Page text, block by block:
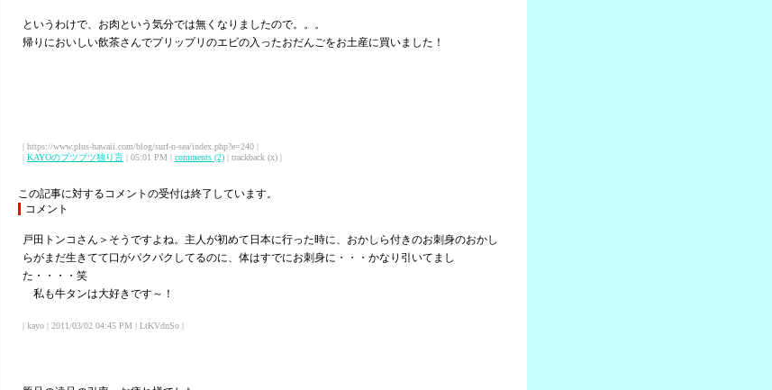
というわけで、お肉という気分では無くなりましたので。。。
帰りにおいしい飲茶さんでプリップリのエビの入ったおだんごをお土産に買いました！
| https://www.plus-hawaii.com/blog/surf-n-sea/index.php?e=240 |
| KAYOのブツブツ独り言 | 05:01 PM | comments (2) | trackback (x) |
この記事に対するコメントの受付は終了しています。
コメント
戸田トンコさん＞そうですよね。主人が初めて日本に行った時に、おかしら付きのお刺身のおかし
らがまだ生きてて口がパクパクしてるのに、体はすでにお刺身に・・・かなり引いてまし
た・・・・笑
私も牛タンは大好きです～！
| kayo | 2011/03/02 04:45 PM | LtKVdnSo |